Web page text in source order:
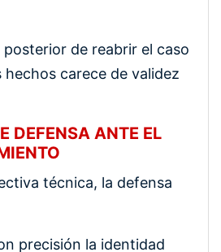
de reabrir el caso
hechos carece de validez
DEFENSA ANTE EL
técnica, la defensa
precisión la identidad